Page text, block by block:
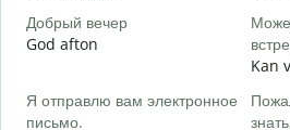
Добрый вечер
God afton
Kan
Я отправлю вам электронное
письмо.